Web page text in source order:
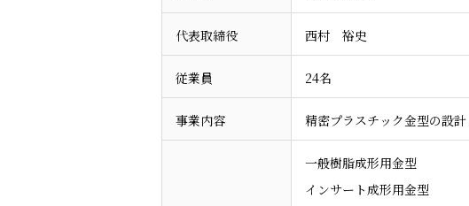
代表取締役 西村 裕史
従業員 24名
事業内容 精密プラスチック金型の設
一般樹脂成形用金型
インサート成形用金型